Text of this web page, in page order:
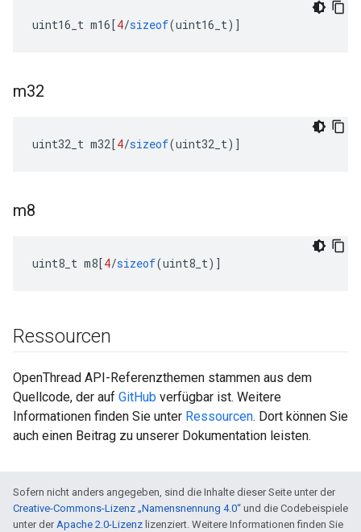
uint16_t m16[4/sizeof(uint16_t)]
m32
uint32_t m32[4/sizeof(uint32_t)]
m8
uint8_t m8[4/sizeof(uint8_t)]
Ressourcen
OpenThread API-Referenzthemen stammen aus dem
Quellcode, der auf GitHub verfügbar ist. Weitere
Informationen finden Sie unter Ressourcen. Dort können Sie
auch einen Beitrag zu unserer Dokumentation leisten.
Sofern nicht anders angegeben, sind die Inhalte dieser Seite unter der
Creative-Commons-Lizenz „Namensnennung 4.0“ und die Codebeispiele
unter derApache 2.0-Lizenz lizenziert. Weitere Informationen finden Sie